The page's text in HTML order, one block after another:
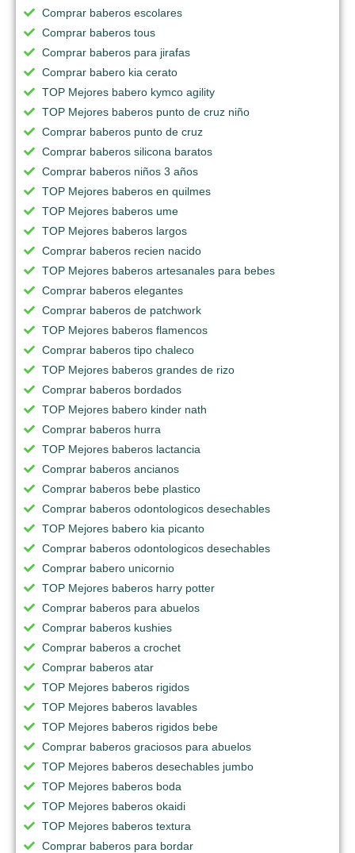
Comprar baberos escolares
Comprar baberos tous
Comprar baberos para jirafas
Comprar babero kia cerato
TOP Mejores babero kymco agility
TOP Mejores baberos punto de cruz niño
Comprar baberos punto de cruz
Comprar baberos silicona baratos
Comprar baberos niños 3 años
TOP Mejores baberos en quilmes
TOP Mejores baberos ume
TOP Mejores baberos largos
Comprar baberos recien nacido
TOP Mejores baberos artesanales para bebes
Comprar baberos elegantes
Comprar baberos de patchwork
TOP Mejores baberos flamencos
Comprar baberos tipo chaleco
TOP Mejores baberos grandes de rizo
Comprar baberos bordados
TOP Mejores babero kinder nath
Comprar baberos hurra
TOP Mejores baberos lactancia
Comprar baberos ancianos
Comprar baberos bebe plastico
Comprar baberos odontologicos desechables
TOP Mejores babero kia picanto
Comprar baberos odontologicos desechables
Comprar babero unicornio
TOP Mejores baberos harry potter
Comprar baberos para abuelos
Comprar baberos kushies
Comprar baberos a crochet
Comprar baberos atar
TOP Mejores baberos rigidos
TOP Mejores baberos lavables
TOP Mejores baberos rigidos bebe
Comprar baberos graciosos para abuelos
TOP Mejores baberos desechables jumbo
TOP Mejores baberos boda
TOP Mejores baberos okaidi
TOP Mejores baberos textura
Comprar baberos para bordar